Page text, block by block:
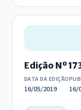
Edição Nº
DATA DA EDIÇÃO
16/05/2019 16/